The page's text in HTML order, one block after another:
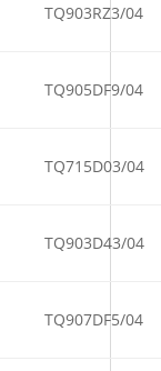
TQ903RZ3/04
TQ905DF9/04
TQ715D03/04
TQ903D43/04
TQ907DF5/04